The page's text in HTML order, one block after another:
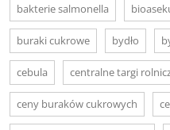
bakterie salmonella
buraki cukrowe bydło
cebula centralne targi
ceny buraków cukrowych